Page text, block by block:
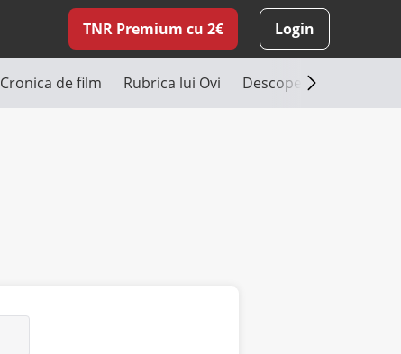
TNR Premium cu 2€ Login
Cronica de film Rubrica lui Ovi Descoperă România